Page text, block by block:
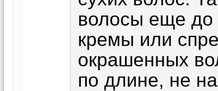
волосы еще до
кремы или
окрашенных
по длине, не